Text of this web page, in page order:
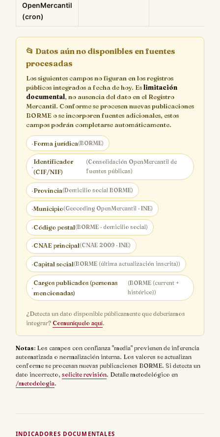
OpenMercantil
(cron)
📂 Datos aún no disponibles en fuentes
procesadas
Los siguientes campos no figuran en los registros
públicos integrados a fecha de hoy. Eslimitación
documental, no ausencia del dato en el Registro
Mercantil. Conforme se procesen nuevas publicaciones
BORME o se incorporen fuentes adicionales, estos
campos podrán completarse automáticamente.
·Forma jurídica(BORME)
·
Identificador
(CIF/NIF)
(Consolidación OpenMercantil de
fuentes públicas)
·Provincia(Domicilio social BORME)
·Municipio(Geocoding OpenMercantil · INE)
·Código postal(BORME · domicilio social)
·CNAE principal(CNAE 2009 · INE)
·Capital social(BORME (última actualización inscrita))
·
Cargos publicados (personas
mencionadas)
(BORME (current +
histórico))
¿Detecta un dato disponible públicamente que deberíamos
integrar? Comuníquelo aquí.
Notas: Los campos con confianza "media" provienen de inferencia
automatizada o normalización interna. Los valores se actualizan
conforme se procesan nuevas publicaciones BORME. Si detecta un
dato incorrecto, solicite revisión. Detalle metodológico en
/metodologia.
INDICADORES DOCUMENTALES